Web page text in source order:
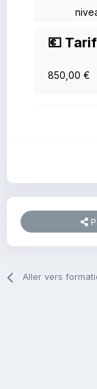
💶
850,00 €
Aller vers